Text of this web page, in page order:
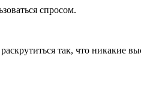
спросом.
так, что никакие